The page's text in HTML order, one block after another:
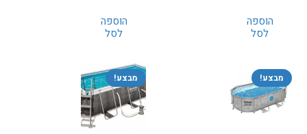
היה:
₪3,500.
הוא:הוספה
לסל
היה:
₪4,890.
הוא:הוספה
לסל
מבצע! מבצע!